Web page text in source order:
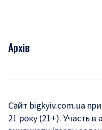
Архів
Комуналка
Сайт bigkyiv.com.ua
21 року (21+). Участь в